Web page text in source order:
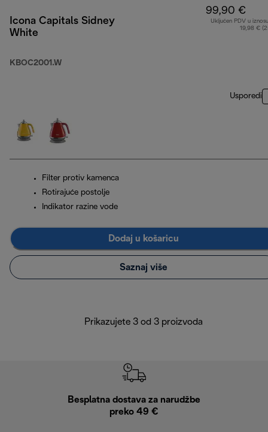
Icona Capitals Sidney
White
KBOC2001.W
99,90 €
Uključen PDV u
19,98 €
Usporedi
Filter protiv kamenca
Rotirajuće postolje
Indikator razine vode
Dodaj u košaricu
Saznaj više
Prikazujete 3 od 3 proizvoda
Besplatna dostava za narudžbe
preko 49 €